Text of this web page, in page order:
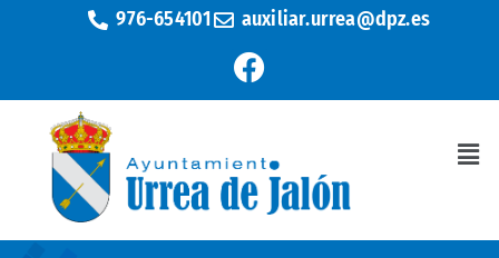
976-654101 auxiliar.urrea@dpz.es